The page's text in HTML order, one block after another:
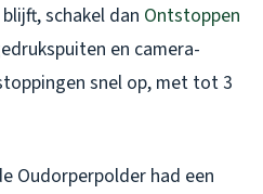
schakel dan Ontstoppen
en camera-
snel op, met tot 3
Oudorperpolder had een